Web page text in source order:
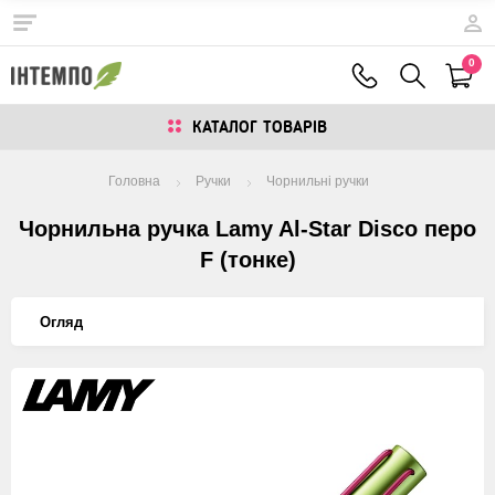
0
КАТАЛОГ ТОВАРIВ
Головна Ручки Чорнильні ручки
Чорнильна ручка Lamy Al-Star Disco перо
F (тонке)
Огляд
Изображения